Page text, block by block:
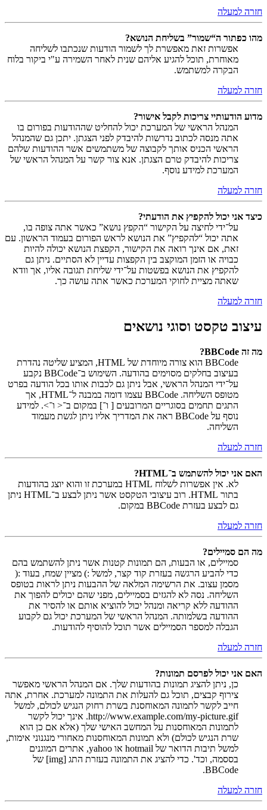
חזרה למעלה
מהו כפתור ה“שמור” בשליחת הנושא?
אפשרות זאת מאפשרת לך לשמור הודעות שנכתבו לשליחה
מאוחרת, תוכל להגיע אליהם שנית לאחר השמירה ע"י ביקור בלוח
הבקרה למשתמש.
חזרה למעלה
מדוע הודעותיי צריכות לקבל אישור?
המנהל הראשי של המערכת יכול להחליט שההודעות בפורום בו
אתה מנסה לכתוב נדרשות להיבדק לפני הצגתן. יתכן גם שהמנהל
הראשי הכניס אותך לקבוצה של משתמשים אשר ההודעות שלהם
צריכות להיבדק טרם הצגתן. אנא צור קשר על המנהל הראשי של
המערכת למידע נוסף.
חזרה למעלה
כיצד אני יכול להקפיץ את הודעתי?
על־ידי לחיצה על הקישור “הקפץ נושא” כאשר אתה צופה בו,
אתה יכול “להקפיץ” את הנושא לראש הפורום בעמוד הראשון. עם
זאת, אם אינך רואה את הקישור, הקפצת הנושא יכולה להיות
כבויה או הזמן המוקצב בין הקפצות עדיין לא הסתיים. ניתן גם
להקפיץ את הנושא בפשטות על־ידי שליחת תגובה אליו, אך וודא
שאתה מציית לחוקי המערכת כאשר אתה עושה כך.
חזרה למעלה
עיצוב טקסט וסוגי נושאים
מה זה BBCode?
BBCode הוא צורה מיוחדת של HTML, המציע שליטה נהדרת
בעיצוב בחלקים מסוימים בהודעה. השימוש ב־BBCode נקבע
על־ידי המנהל הראשי, אבל ניתן גם לכבות אותו בכל הודעה בפרט
מטופס השליחה. BBCode עצמו דומה במבנה ל־HTML, אך
התגים תחמים בסוגריים המרובעים [ ו־] במקום ב־< ו־>. למידע
נוסף על BBCode ראה את המדריך אליו ניתן לגשת מעמוד
השליחה.
חזרה למעלה
האם אני יכול להשתמש ב־HTML?
לא. אין אפשרות לשלוח HTML במערכת זו והוא יוצג בהודעות
בתור HTML. רוב עיצובי הטקסט אשר ניתן לבצע ב־HTML ניתן
גם לבצע בעזרת BBCode במקום.
חזרה למעלה
מה הם סמיילים?
סמיילים, או הבעות, הם תמונות קטנות אשר ניתן להשתמש בהם
כדי להביע הרגשה בעזרת קוד קצר, למשל :) מציין שמח, בעוד :(
מסמן עצוב. את הרשימה המלאה של ההבעות ניתן לראות בטופס
השליחה. נסה לא להגזים בסמיילים, מפני שהם יכולים להפוך את
ההודעה ללא קריאה ומנהל יכול להוציא אותם או להסיר את
ההודעה בשלמותה. המנהל הראשי של המערכת יכול גם לקבוע
הגבלה למספר הסמיילים אשר תוכל להוסיף להודעות.
חזרה למעלה
האם אני יכול לפרסם תמונות?
כן, ניתן להציג תמונות בהודעות שלך. אם המנהל הראשי מאפשר
צירוף קבצים, תוכל גם להעלות את התמונה למערכת. אחרת, אתה
חייב לקשר לתמונה המאוחסנת בשרת רחוק הנגיש לכולם, למשל
http://www.example.com/my-picture.gif. אינך יכול לקשר
לתמונות המאוחסנות על המחשב האישי שלך (אלא אם כן הוא
שרת הנגיש לכולם) ולא תמונות המאוחסנות מאחורי מנגנוני אימות,
למשל תיבות הדואר של hotmail או yahoo, אתרים המוגנים
בססמה, וכד'. כדי להציג את התמונה בעזרת התג [img] של
BBCode.
חזרה למעלה